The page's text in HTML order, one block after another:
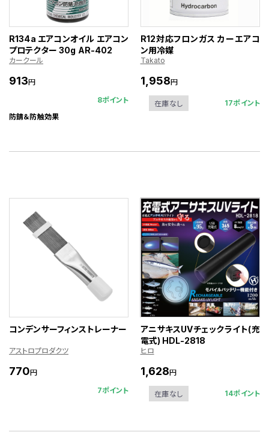
R134a エアコンオイル エアコン
プロテクター 30g AR-402
カークール
913円
8ポイント
防錆＆防触効果
R12対応フロンガス カーエアコ
ン用冷媒
Takato
1,958円
在庫なし 17ポイント
コンデンサーフィンストレーナー
アストロプロダクツ
770円
7ポイント
アニサキスUVチェックライト(充
電式) HDL-2818
ヒロ
1,628円
在庫なし 14ポイント